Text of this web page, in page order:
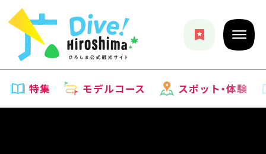
特集 モデルコース スポット・体験